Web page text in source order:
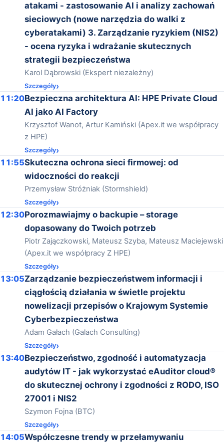
atakami - zastosowanie AI i analizy zachowań
sieciowych (nowe narzędzia do walki z
cyberatakami) 3. Zarządzanie ryzykiem (NIS2)
- ocena ryzyka i wdrażanie skutecznych
strategii bezpieczeństwa
Karol Dąbrowski (Ekspert niezależny)
Szczegóły
11:20Bezpieczna architektura AI: HPE Private Cloud
AI jako AI Factory
Krzysztof Wanot, Artur Kamiński (Apex.it we współpracy
z HPE)
Szczegóły
11:55Skuteczna ochrona sieci firmowej: od
widoczności do reakcji
Przemysław Stróżniak (Stormshield)
Szczegóły
12:30Porozmawiajmy o backupie – storage
dopasowany do Twoich potrzeb
Piotr Zajączkowski, Mateusz Szyba, Mateusz Maciejewski
(Apex.it we współpracy Z HPE)
Szczegóły
13:05Zarządzanie bezpieczeństwem informacji i
ciągłością działania w świetle projektu
nowelizacji przepisów o Krajowym Systemie
Cyberbezpieczeństwa
Adam Gałach (Galach Consulting)
Szczegóły
13:40Bezpieczeństwo, zgodność i automatyzacja
audytów IT - jak wykorzystać eAuditor cloud®
do skutecznej ochrony i zgodności z RODO, ISO
27001 i NIS2
Szymon Fojna (BTC)
Szczegóły
14:05Współczesne trendy w przełamywaniu